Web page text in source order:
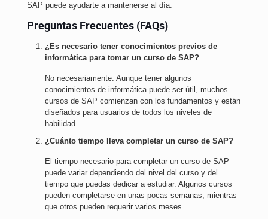
SAP puede ayudarte a mantenerse al día.
Preguntas Frecuentes (FAQs)
¿Es necesario tener conocimientos previos de
informática para tomar un curso de SAP?
No necesariamente. Aunque tener algunos
conocimientos de informática puede ser útil, muchos
cursos de SAP comienzan con los fundamentos y están
diseñados para usuarios de todos los niveles de
habilidad.
¿Cuánto tiempo lleva completar un curso de SAP?
El tiempo necesario para completar un curso de SAP
puede variar dependiendo del nivel del curso y del
tiempo que puedas dedicar a estudiar. Algunos cursos
pueden completarse en unas pocas semanas, mientras
que otros pueden requerir varios meses.